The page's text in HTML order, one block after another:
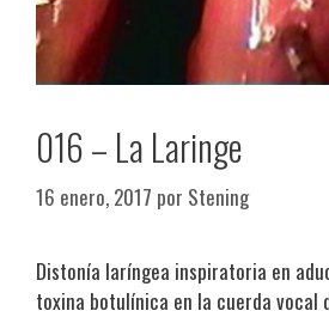
016 – La Laringe
16 enero, 2017 por Stening
Distonía laríngea inspiratoria en
toxina botulínica en la cuerda vocal